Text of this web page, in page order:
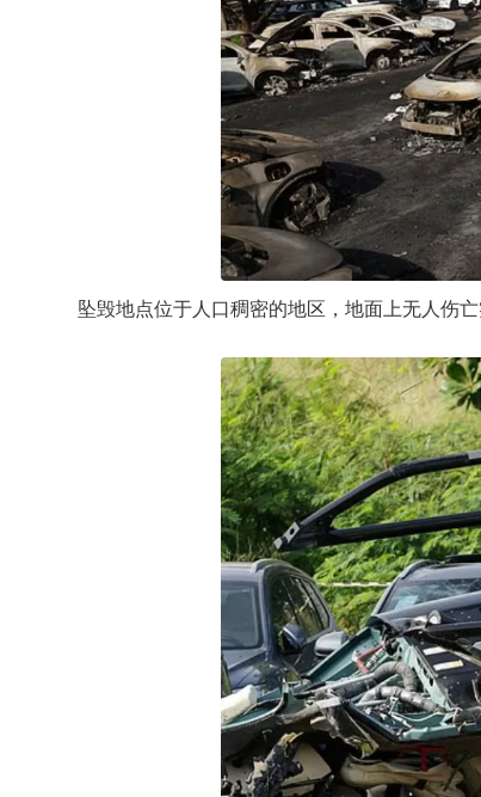
坠毁地点位于人口稠密的地区，地面上无人伤亡